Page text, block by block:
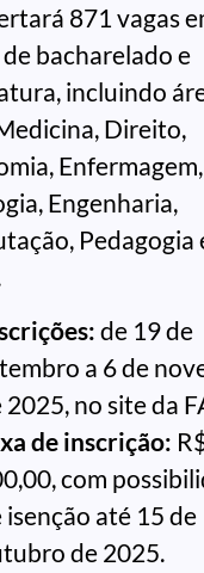
871 vagas
bacharelado e
incluindo
Direito,
Enfermagem,
Engenharia,
Pedagogia
de 19 de
a 6 de
2025, no site da
de inscrição:
com
isenção até 15 de
de 2025.